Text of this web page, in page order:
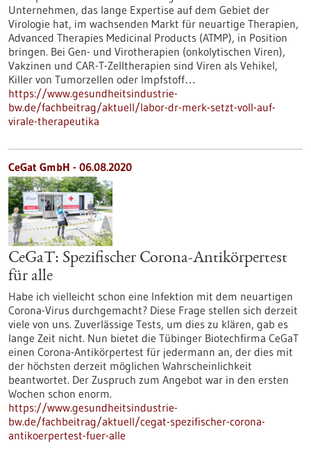
Unternehmen, das lange Expertise auf dem Gebiet der
Virologie hat, im wachsenden Markt für neuartige Therapien,
Advanced Therapies Medicinal Products (ATMP), in Position
bringen. Bei Gen- und Virotherapien (onkolytischen Viren),
Vakzinen und CAR-T-Zelltherapien sind Viren als Vehikel,
Killer von Tumorzellen oder Impfstoff…
https://www.gesundheitsindustrie-
bw.de/fachbeitrag/aktuell/labor-dr-merk-setzt-voll-auf-
virale-therapeutika
CeGat GmbH - 06.08.2020
CeGaT: Spezifischer Corona-Antikörpertest
für alle
Habe ich vielleicht schon eine Infektion mit dem neuartigen
Corona-Virus durchgemacht? Diese Frage stellen sich derzeit
viele von uns. Zuverlässige Tests, um dies zu klären, gab es
lange Zeit nicht. Nun bietet die Tübinger Biotechfirma CeGaT
einen Corona-Antikörpertest für jedermann an, der dies mit
der höchsten derzeit möglichen Wahrscheinlichkeit
beantwortet. Der Zuspruch zum Angebot war in den ersten
Wochen schon enorm.
https://www.gesundheitsindustrie-
bw.de/fachbeitrag/aktuell/cegat-spezifischer-corona-
antikoerpertest-fuer-alle